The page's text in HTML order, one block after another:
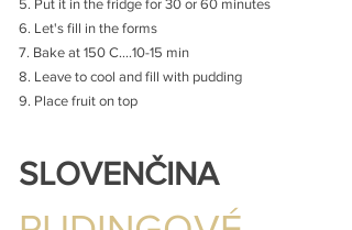
5. Put it in the fridge for 30 or 60 minutes
6. Let's fill in the forms
7. Bake at 150 C....10-15 min
8. Leave to cool and fill with pudding
9. Place fruit on top
SLOVENČINA